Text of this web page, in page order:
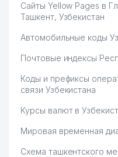
65 ОТДЕЛЕНИЕ
67 MALIKA GUZAL
68 CREATIVE
Сайты Yellow Pages в
Ташкент, Узбекистан
Автомобильные коды
Почтовые индексы
Коды и префиксы
связи Узбекистана
Курсы валют в
Мировая временная
Схема ташкентского